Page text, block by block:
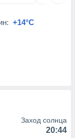
+14°C
Заход солнца
20:44